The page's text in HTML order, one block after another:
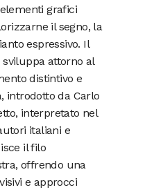
grafici
il segno, la
espressivo. Il
sviluppa attorno al
distintivo e
introdotto da Carlo
interpretato nel
italiani e
il filo
offrendo una
e approcci